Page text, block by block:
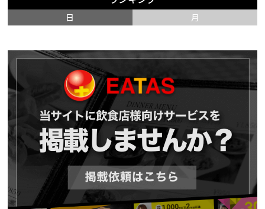
日 月